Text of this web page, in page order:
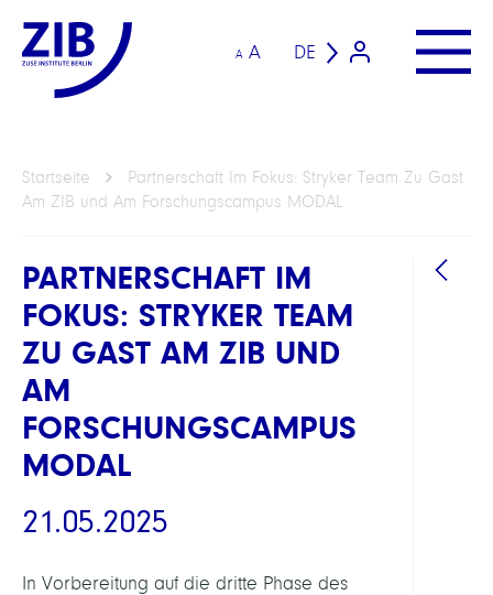
A A DE
Startseite
Partnerschaft Im Fokus: Stryker Team Zu Gast
Am ZIB und Am Forschungscampus MODAL
PARTNERSCHAFT IM
FOKUS: STRYKER TEAM
ZU GAST AM ZIB UND
AM
FORSCHUNGSCAMPUS
MODAL
21.05.2025
In Vorbereitung auf die dritte Phase des